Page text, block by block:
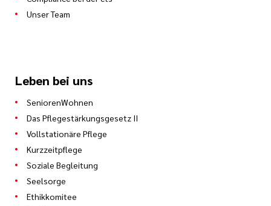
Unser Team
Leben bei uns
SeniorenWohnen
Das Pflegestärkungsgesetz II
Vollstationäre Pflege
Kurzzeitpflege
Soziale Begleitung
Seelsorge
Ethikkomitee